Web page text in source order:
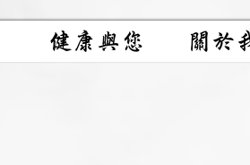
健康與您 關於